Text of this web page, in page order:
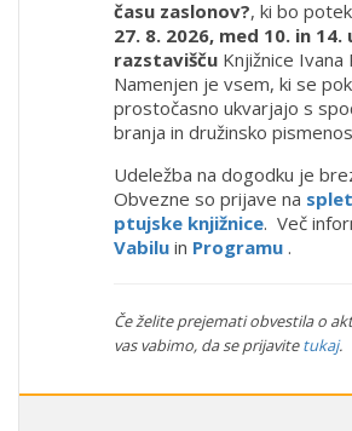
času zaslonov?, ki bo
27. 8. 2026, med 10. in 14.
razstavišču Knjižnice
Namenjen je vsem, ki se
prostočasno ukvarjajo s
branja in družinsko
Udeležba na dogodku je
Obvezne so prijave na
ptujske knjižnice. Več
Vabilu in Programu .
Če želite prejemati obvestila o
vas vabimo, da se prijavitetukaj.